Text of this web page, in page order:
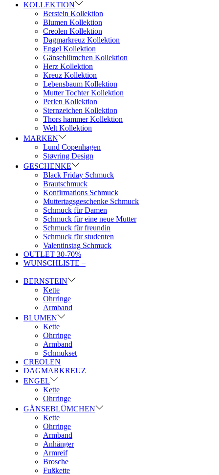
KOLLEKTION
Berstein Kollektion
Blumen Kollektion
Creolen Kollektion
Dagmarkreuz Kollektion
Engel Kollektion
Gänseblümchen Kollektion
Herz Kollektion
Kreuz Kollektion
Lebensbaum Kollektion
Mutter Tochter Kollektion
Perlen Kollektion
Sternzeichen Kollektion
Thors hammer Kollektion
Welt Kollektion
MARKEN
Lund Copenhagen
Støvring Design
GESCHENKE
Black Friday Schmuck
Brautschmuck
Konfirmations Schmuck
Muttertagsgeschenke Schmuck
Schmuck für Damen
Schmuck für eine neue Mutter
Schmuck für freundin
Schmuck für studenten
Valentinstag Schmuck
OUTLET 30-70%
WUNSCHLISTE –
BERNSTEIN
Kette
Ohrringe
Armband
BLUMEN
Kette
Ohrringe
Armband
Schmukset
CREOLEN
DAGMARKREUZ
ENGEL
Kette
Ohrringe
GÄNSEBLÜMCHEN
Kette
Ohrringe
Armband
Anhänger
Armreif
Brosche
Fußkette